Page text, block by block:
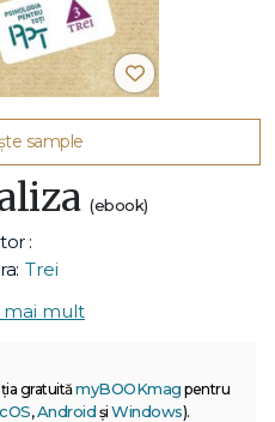
sample
(ebook)
:
Trei
mai mult
gratuitămyBOOKmag pentru
,Android și Windows).